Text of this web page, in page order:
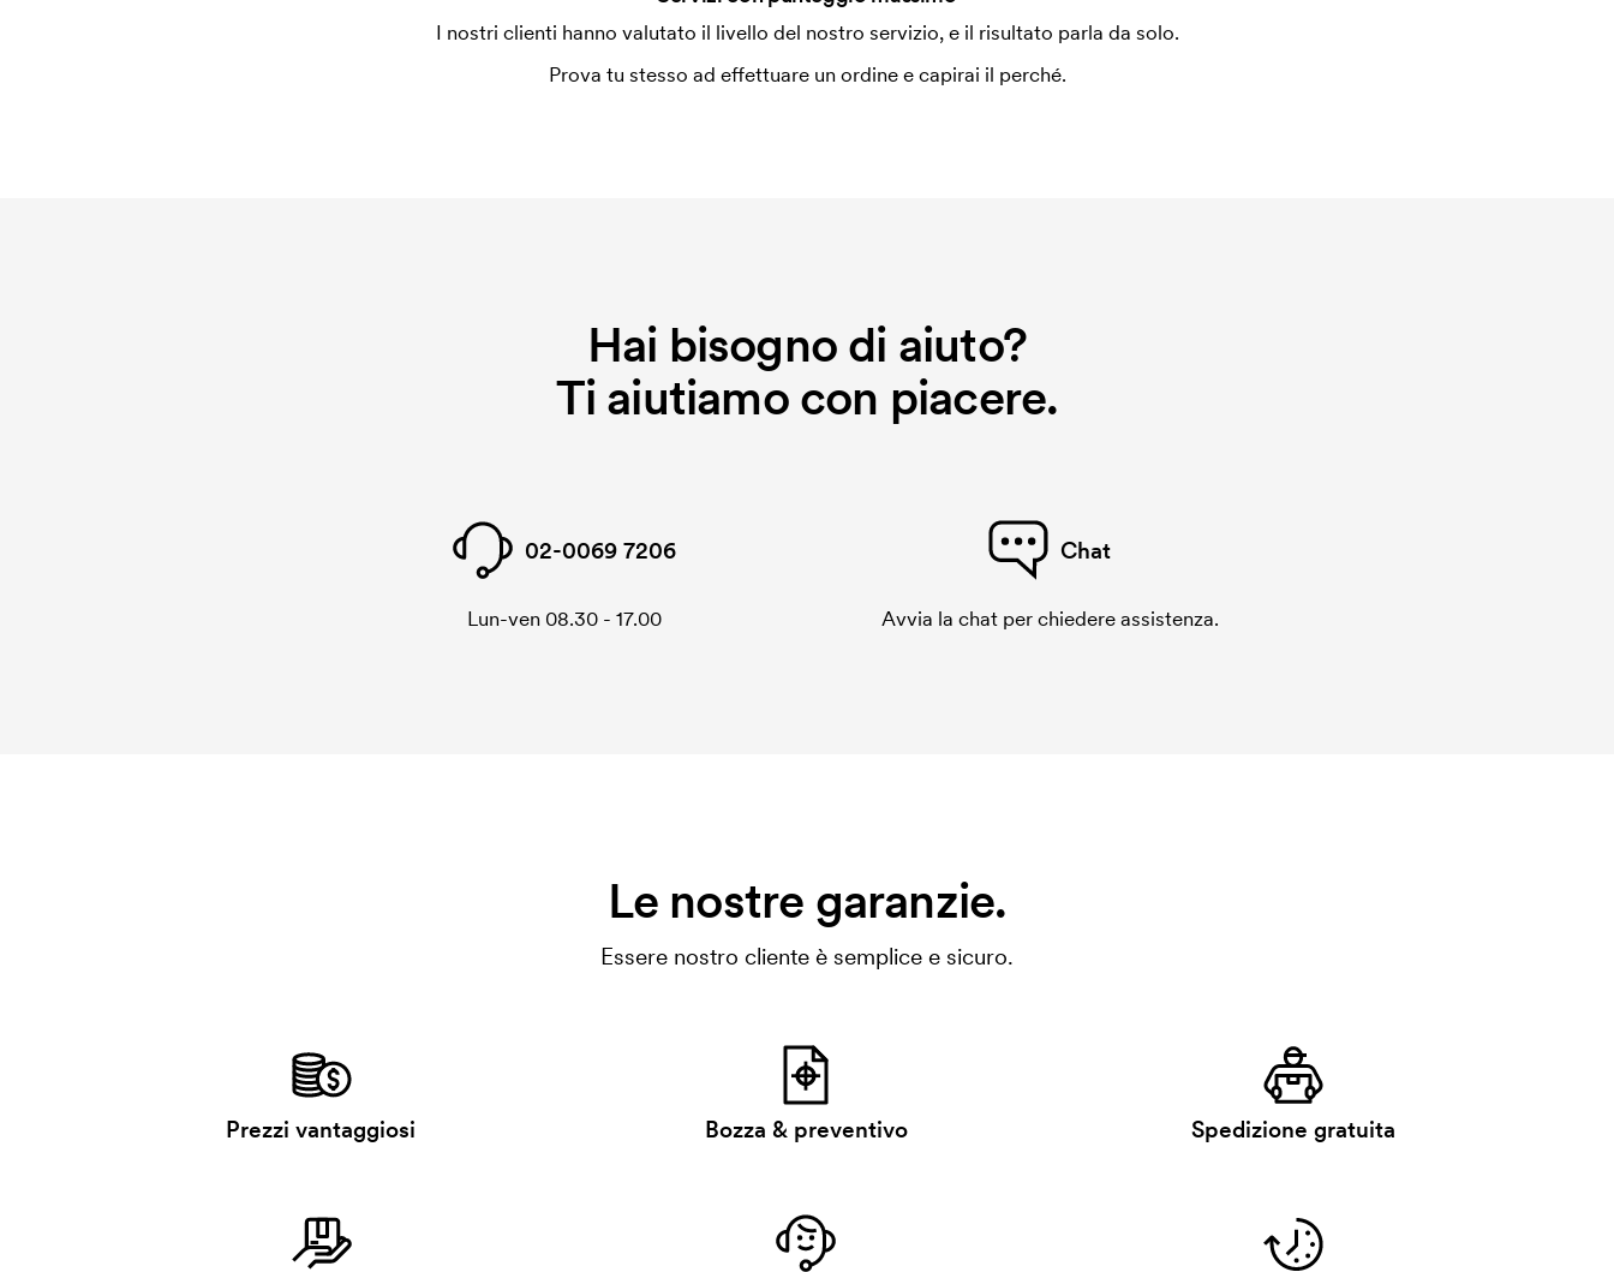
Il cliché di ricamo è un file digitale che comunica alla macchina di ricamo quale grafica
dovrà essere ricamata. Per ogni nuova grafica da ricamare dobbiamo creare un cliché
I nostri clienti hanno valutato il livello del nostro servizio, e il risultato parla da solo.
Prova tu stesso ad effettuare un ordine e capirai il perché.
Hai bisogno di aiuto?
Ti aiutiamo con piacere.
02-0069 7206
Lun-ven 08.30 - 17.00
Chat
Avvia la chat per chiedere assistenza.
Le nostre garanzie.
Essere nostro cliente è semplice e sicuro.
Prezzi vantaggiosi Bozza & preventivo Spedizione gratuita